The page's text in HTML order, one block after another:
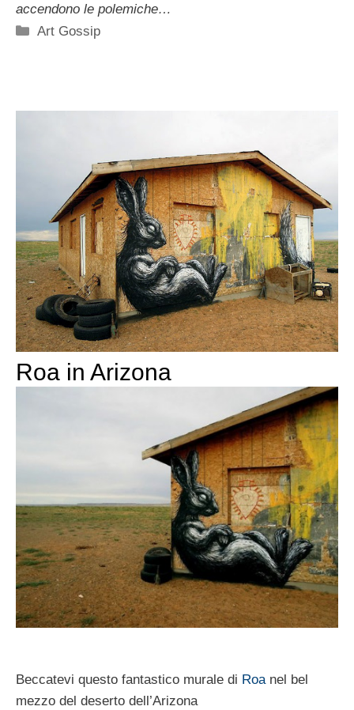
accendono le polemiche…
Categorie
Art Gossip
Roa in Arizona
Beccatevi questo fantastico murale di Roa nel bel
mezzo del deserto dell’Arizona